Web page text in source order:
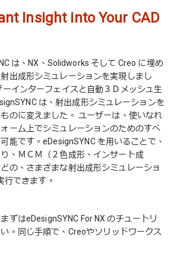
Insight into Your CAD
は、NX、Solidworks そして Creo に埋め
出成形シミュレーションを実現しまし
インターフェイスと自動３Ｄメッシュ生
は、射出成形シミュレーションを
のに変えました。 ユーザーは、使いなれ
ーム上でシミュレーションのためのすべ
能です。eDesignSYNC を用いることで、
、ＭＣＭ（２色成形、インサート成
の、さまざまな射出成形シミュレーショ
行できます。
ずはeDesignSYNC For NX のチュートリ
。同じ手順で、Creoやソリッドワークス